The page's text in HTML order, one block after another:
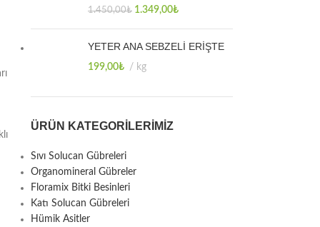
1.450,00₺ 1.349,00₺
YETER ANA SEBZELİ ERİŞTE
199,00₺ kg
ÜRÜN KATEGORILERIMIZ
Sıvı Solucan Gübreleri
Organomineral Gübreler
Floramix Bitki Besinleri
Katı Solucan Gübreleri
Hümik Asitler